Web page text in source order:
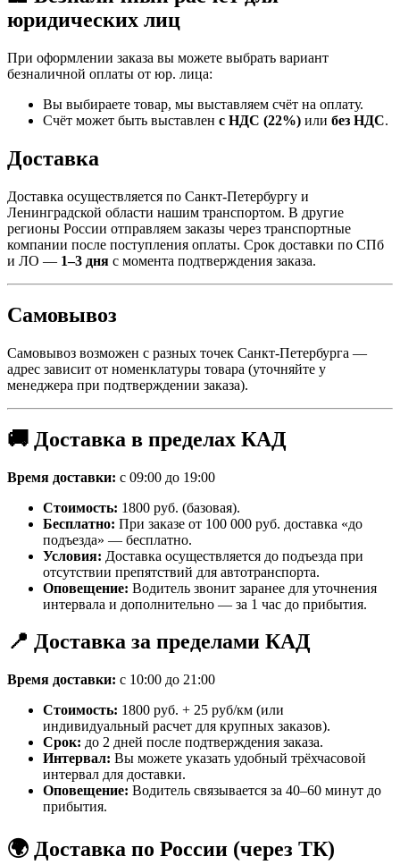
юридических лиц
При оформлении заказа вы можете выбрать вариант
безналичной оплаты от юр. лица:
Вы выбираете товар, мы выставляем счёт на оплату.
Счёт может быть выставлен с НДС (22%) или без НДС.
Доставка
Доставка осуществляется по Санкт-Петербургу и
Ленинградской области нашим транспортом. В другие
регионы России отправляем заказы через транспортные
компании после поступления оплаты. Срок доставки по СПб
и ЛО — 1–3 дня с момента подтверждения заказа.
Самовывоз
Самовывоз возможен с разных точек Санкт-Петербурга —
адрес зависит от номенклатуры товара (уточняйте у
менеджера при подтверждении заказа).
🚚 Доставка в пределах КАД
Время доставки: с 09:00 до 19:00
Стоимость: 1800 руб. (базовая).
Бесплатно: При заказе от 100 000 руб. доставка «до
подъезда» — бесплатно.
Условия: Доставка осуществляется до подъезда при
отсутствии препятствий для автотранспорта.
Оповещение: Водитель звонит заранее для уточнения
интервала и дополнительно — за 1 час до прибытия.
📍 Доставка за пределами КАД
Время доставки: с 10:00 до 21:00
Стоимость: 1800 руб. + 25 руб/км (или
индивидуальный расчет для крупных заказов).
Срок: до 2 дней после подтверждения заказа.
Интервал: Вы можете указать удобный трёхчасовой
интервал для доставки.
Оповещение: Водитель связывается за 40–60 минут до
прибытия.
🌍 Доставка по России (через ТК)